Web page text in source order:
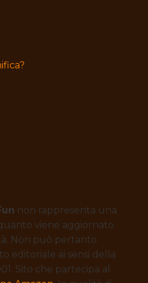
non rappresenta una
viene aggiornato
Non può pertanto
editoriale ai sensi della
Sito che partecipa al